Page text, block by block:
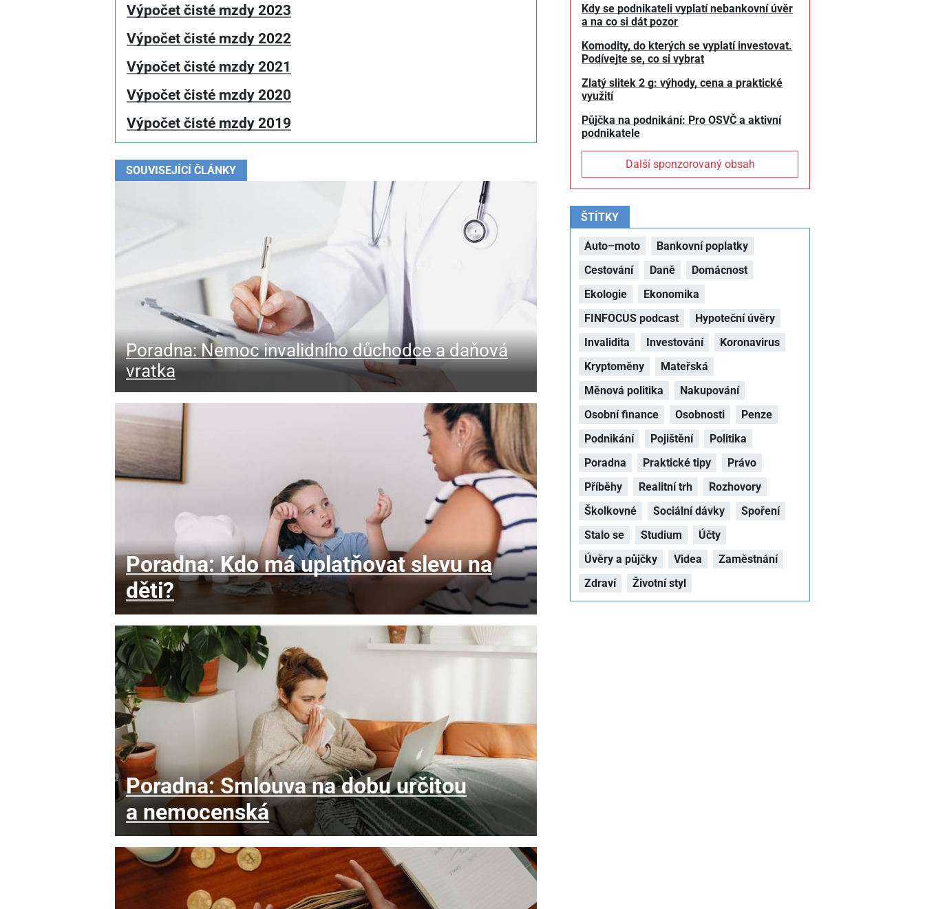
Výpočet čisté mzdy 2023
Výpočet čisté mzdy 2022
Výpočet čisté mzdy 2021
Výpočet čisté mzdy 2020
Výpočet čisté mzdy 2019
SOUVISEJÍCÍ ČLÁNKY
Poradna: Nemoc invalidního důchodce a daňová
vratka
Poradna: Kdo má uplatňovat slevu na
děti?
Poradna: Smlouva na dobu určitou
a nemocenská
Kdy se podnikateli vyplatí nebankovní úvěr
a na co si dát pozor
Komodity, do kterých se vyplatí investovat.
Podívejte se, co si vybrat
Zlatý slitek 2 g: výhody, cena a praktické
využití
Půjčka na podnikání: Pro OSVČ a aktivní
podnikatele
Další sponzorovaný obsah
ŠTÍTKY
Auto–moto
Bankovní poplatky
Cestování
Daně
Domácnost
Ekologie
Ekonomika
FINFOCUS podcast
Hypoteční úvěry
Invalidita
Investování
Koronavirus
Kryptoměny
Mateřská
Měnová politika
Nakupování
Osobní finance
Osobnosti
Penze
Podnikání
Pojištění
Politika
Poradna
Praktické tipy
Právo
Příběhy
Realitní trh
Rozhovory
Školkovné
Sociální dávky
Spoření
Stalo se
Studium
Účty
Úvěry a půjčky
Videa
Zaměstnání
Zdraví
Životní styl